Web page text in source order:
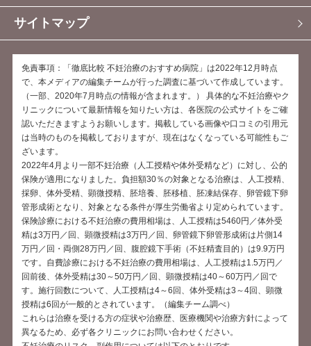
サイトマップ
免責事項：「徹底比較 不妊治療のおすすめ病院」は2022年12月時点
で、本メディアの編集チームが行った調査に基づいて作成しています。
（一部、2020年7月時点の情報が含まれます。） 具体的な不妊治療やク
リニックについて最新情報を知りたい方は、各医院の公式サイトをご確
認いただきますようお願いします。掲載している画像や口コミの引用元
は当時のものを掲載しておりますが、現在はなくなっている可能性もご
ざいます。
2022年4月より一部不妊治療（人工授精や体外受精など）に対し、公的
保険が適用になりました。負担額30％の対象となる治療は、人工授精、
採卵、体外受精、顕微授精、胚培養、胚移植、胚凍結保存、卵管鏡下卵
管形成術となり、対象となる条件が厚生労働省より定められています。
保険診療における不妊治療の費用相場は、人工授精は5460円／体外受
精は3万円／回、顕微授精は3万円／回、卵管鏡下卵管形成術は片側14
万円／回・両側28万円／回、腹腔鏡下手術（不妊精査目的）は9.9万円
です。自費診療における不妊治療の費用相場は、人工授精は1.5万円／
回前後、体外受精は30～50万円／回、顕微授精は40～60万円／回で
す。施行回数について、人工授精は4～6回、体外受精は3～4回、顕微
授精は6回が一般的とされています。（編集チーム調べ）
これらは治療を受ける方の症状や治療歴、医療機関や治療方針によって
異なるため、必ず各クリニックにお問い合わせください。